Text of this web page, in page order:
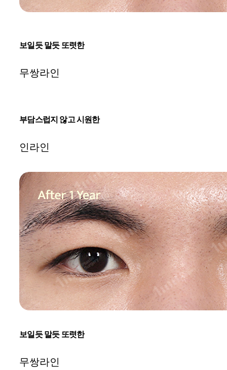
보일듯 말듯 또렷한
무쌍라인
부담스럽지 않고 시원한
인라인
보일듯 말듯 또렷한
무쌍라인